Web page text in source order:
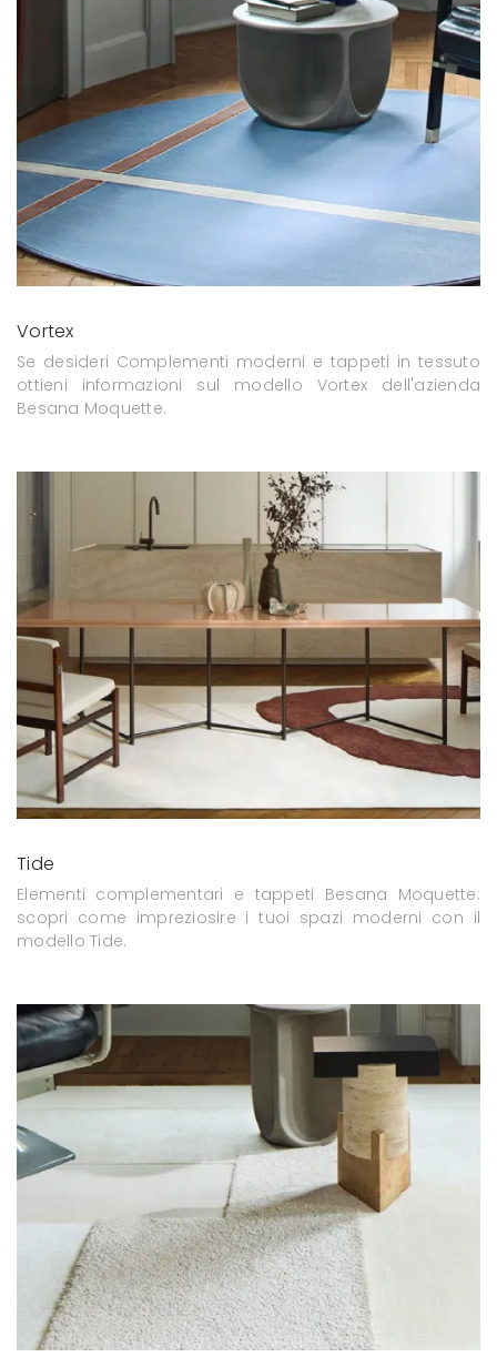
Vortex
Se desideri Complementi moderni e tappeti in tessuto
ottieni informazioni sul modello Vortex dell'azienda
Besana Moquette.
Tide
Elementi complementari e tappeti Besana Moquette:
scopri come impreziosire i tuoi spazi moderni con il
modello Tide.